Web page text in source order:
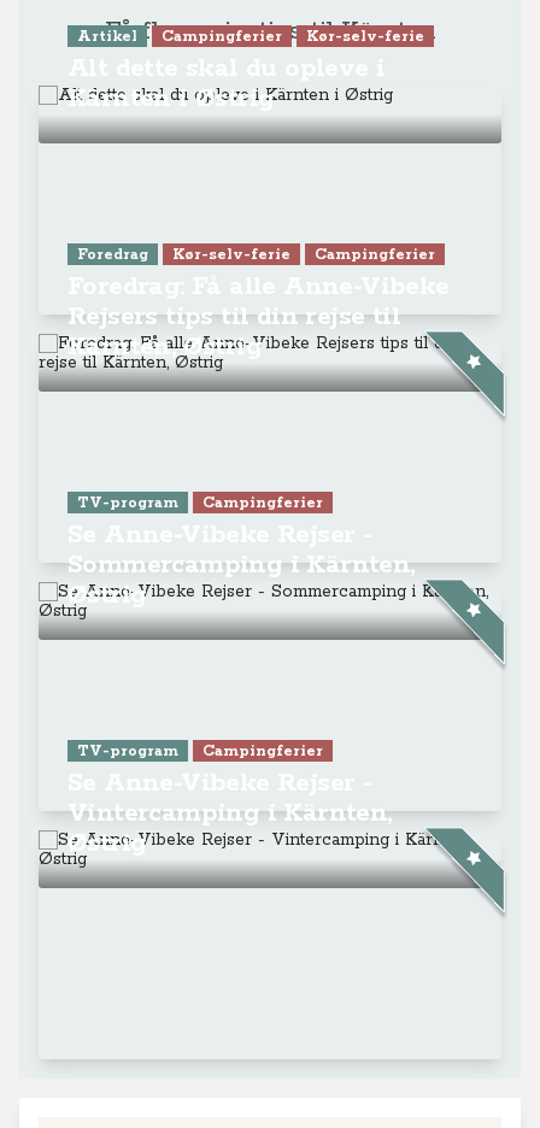
Få flere rejsetips til Kärnten
Artikel Campingferier Kør-selv-ferie
Kärnten i Østrig
Foredrag Kør-selv-ferie Campingferier
Rejsers tips til din rejse til
Kärnten, Østrig
TV-program Campingferier
Sommercamping i Kärnten,
Østrig
TV-program Campingferier
Vintercamping i Kärnten,
Østrig